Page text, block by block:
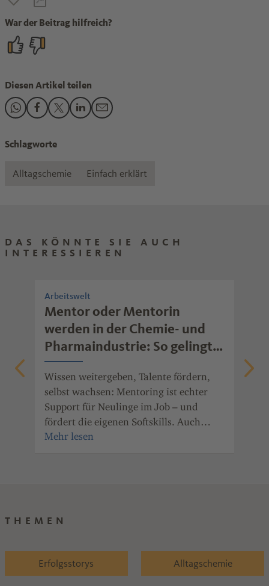
War der Beitrag hilfreich?
Diesen Artikel teilen
Den Beitrag "Was kann Superfood?" teilen auf WhatsApp
Den Beitrag "Was kann Superfood?" teilen auf
Den Beitrag "Was kann Superfood?" teilen auf X
Den Beitrag "Was kann Superfood?" teilen
Den Beitrag "Was kann Superfood?"
Schlagworte
Alltagschemie Einfach erklärt
DAS KÖNNTE SIE AUCH
INTERESSIEREN
Arbeitswelt
Mentor oder Mentorin
werden in der Chemie- und
Pharmaindustrie: So gelingt
erfolgreiches Mentoring
Wissen weitergeben, Talente fördern,
selbst wachsen: Mentoring ist echter
Support für Neulinge im Job – und
fördert die eigenen Softskills. Auch
Unternehmen der Chemie- und
THEMEN
Erfolgsstorys Alltagschemie